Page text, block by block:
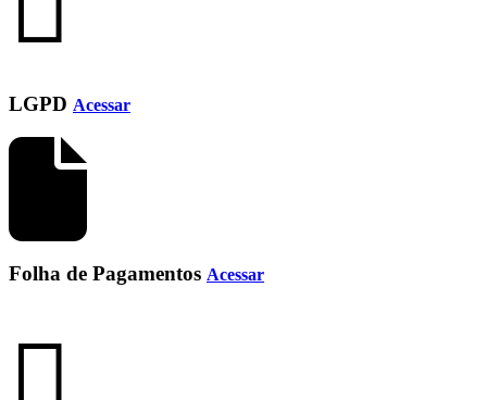
LGPD Acessar
Folha de Pagamentos Acessar